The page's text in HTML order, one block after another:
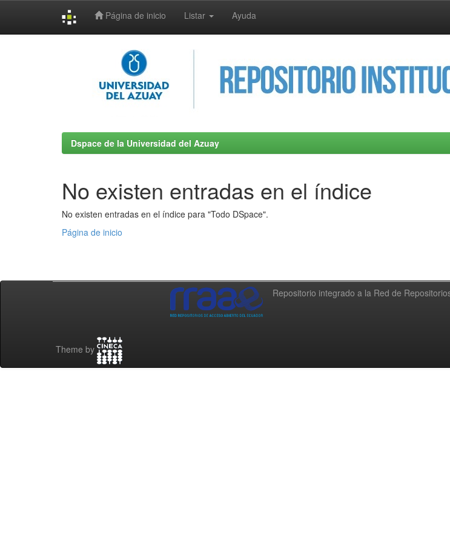
Página de inicio Listar Ayuda
Dspace de la Universidad del Azuay
No existen entradas en el índice
No existen entradas en el índice para "Todo DSpace".
Página de inicio
Repositorio integrado a la Red de
Theme by